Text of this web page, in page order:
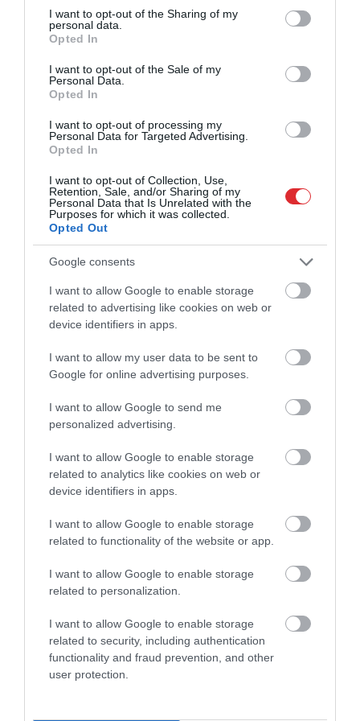
not limited to your visit or usage behaviour. You may click to
grant or deny consent to Google and its third-party tags to
use your data for below specified purposes in below Google
consent section.
I want to opt-out of the Sharing of my
personal data.
Opted In
I want to opt-out of the Sale of my
Personal Data.
Opted In
I want to opt-out of processing my
Personal Data for Targeted Advertising.
Opted In
I want to opt-out of Collection, Use,
Retention, Sale, and/or Sharing of my
Personal Data that Is Unrelated with the
Purposes for which it was collected.
Opted Out
Google consents
I want to allow Google to enable storage
related to advertising like cookies on web or
device identifiers in apps.
I want to allow my user data to be sent to
Google for online advertising purposes.
I want to allow Google to send me
personalized advertising.
I want to allow Google to enable storage
related to analytics like cookies on web or
device identifiers in apps.
I want to allow Google to enable storage
related to functionality of the website or app.
I want to allow Google to enable storage
related to personalization.
I want to allow Google to enable storage
related to security, including authentication
functionality and fraud prevention, and other
user protection.
Cīņā par Eirokausu kvalifikācijas
izšķirošo kārtu “Riga” uzņems
Ungārijas čempioni, RFS viesosies
pie “Arsenal” līdzinieces Čehijā
novērtēs gatavību
finālturnīram pret vienu
no Eiropas čempionāta
rīkotājām Azerbaidžānu
“Gudros ekspertus
neklausieties!” Pēc
izkrišanas no A divīzijas
aģents atklāj, kāpēc divi
basketbola talanti
Priecīgs sākums! Graudiņa/Samoilova un
Pļaviņš/Fokerots ar uzvarām sāk
Hamburgas “Elite 16” pamatturnīru
VIDEO. Šilova iespaidīgais atvairījums